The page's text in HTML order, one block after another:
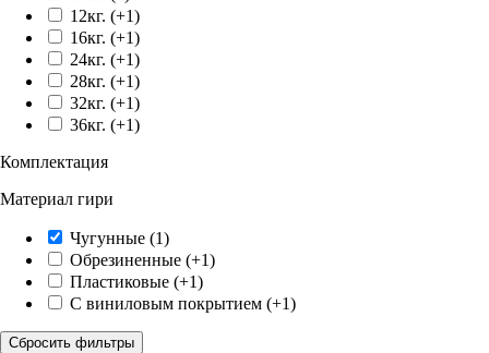
12кг. (+1)
16кг. (+1)
24кг. (+1)
28кг. (+1)
32кг. (+1)
36кг. (+1)
Комплектация
Материал гири
Чугунные (1)
Обрезиненные (+1)
Пластиковые (+1)
С виниловым покрытием (+1)
Сбросить фильтры